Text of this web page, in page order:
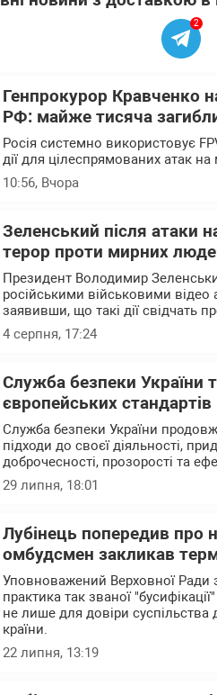
2
Генпрокурор Кравченко
РФ: майже тисяча
Росія системно використовує
дії для цілеспрямованих атак
10:56, Вчора
Зеленський після атаки
терор проти мирних
Президент Володимир
російськими військовими
заявивши, що такі дії свідчать
4 серпня, 17:24
Служба безпеки України
європейських стандартів
Служба безпеки України
підходи до своєї діяльності,
доброчесності, прозорості та
29 липня, 18:01
Лубінець попередив про
омбудсмен закликав
Уповноважений Верховної
практика так званої
не лише для довіри
країни.
22 липня, 13:19